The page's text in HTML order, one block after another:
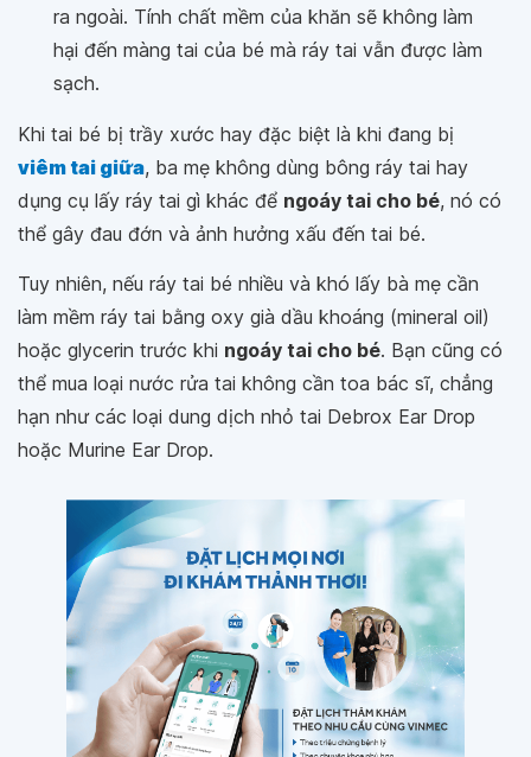
ra ngoài. Tính chất mềm của khăn sẽ không làm
hại đến màng tai của bé mà ráy tai vẫn được làm
sạch.
Khi tai bé bị trầy xước hay đặc biệt là khi đang bị
viêm tai giữa, ba mẹ không dùng bông ráy tai hay
dụng cụ lấy ráy tai gì khác để ngoáy tai cho bé, nó có
thể gây đau đớn và ảnh hưởng xấu đến tai bé.
Tuy nhiên, nếu ráy tai bé nhiều và khó lấy bà mẹ cần
làm mềm ráy tai bằng oxy già dầu khoáng (mineral oil)
hoặc glycerin trước khi ngoáy tai cho bé. Bạn cũng có
thể mua loại nước rửa tai không cần toa bác sĩ, chẳng
hạn như các loại dung dịch nhỏ tai Debrox Ear Drop
hoặc Murine Ear Drop.